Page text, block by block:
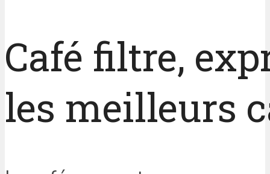
Café filtre,
les meilleurs